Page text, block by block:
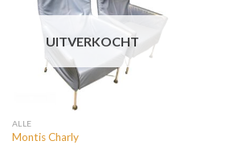
UITVERKOCHT
ALLE
Montis Charly